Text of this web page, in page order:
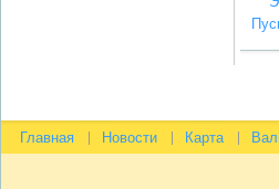
Главная Новости Карта